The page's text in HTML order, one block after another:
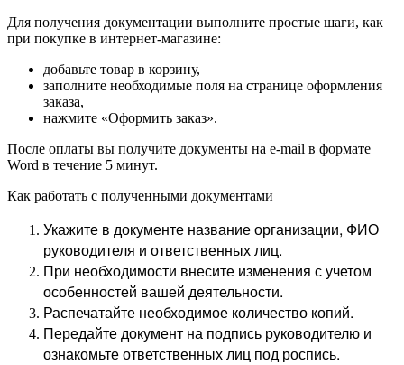
Для получения документации выполните простые шаги, как
при покупке в интернет-магазине:
добавьте товар в корзину,
заполните необходимые поля на странице оформления
заказа,
нажмите «Оформить заказ».
После оплаты вы получите документы на e-mail в формате
Word в течение 5 минут.
Как работать с полученными документами
Укажите в документе название организации, ФИО
руководителя и ответственных лиц.
При необходимости внесите изменения с учетом
особенностей вашей деятельности.
Распечатайте необходимое количество копий.
Передайте документ на подпись руководителю и
ознакомьте ответственных лиц под роспись.